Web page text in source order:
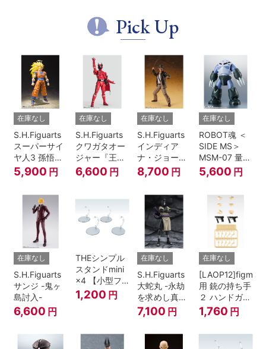
Pick Up
在庫なし
S.H.Figuarts
スーパーサイ
ヤ人3 孫悟空
『ドラゴンボ
ールZ』
5,900 円
在庫なし
S.H.Figuarts
クワガタオー
ジャー『王様
戦隊キングオ
ージャー』
6,600 円
在庫なし
S.H.Figuarts
インディア
ナ・ジョーン
ズ（レイダー
ス/失われたア
櫃》）
8,700 円
在庫なし
ROBOT魂 ＜
SIDE MS＞
MSM-07 量産
型ズゴック
ver.
5,600 円
在庫なし
S.H.Figuarts
サンジ -鬼ヶ
島討入-
6,600 円
THEシンプル
スタンドmini
×4 【小型フ
ィギュア＆デ
ィフォルメフ
1,200 円
在庫なし
S.H.Figuarts
大蛇丸 -永劫
を求めし真理
の探究者-
『NARUTO-
7,100 円
在庫なし
[LAOP12]figma
用 銃の持ち手
２ ハンドガン
セット
1,760 円